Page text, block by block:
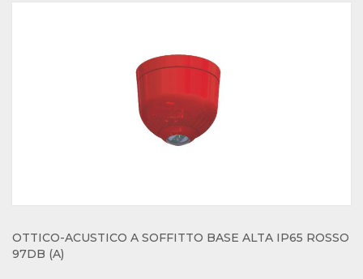
OTTICO-ACUSTICO A SOFFITTO BASE ALTA IP65 ROSSO
97DB (A)